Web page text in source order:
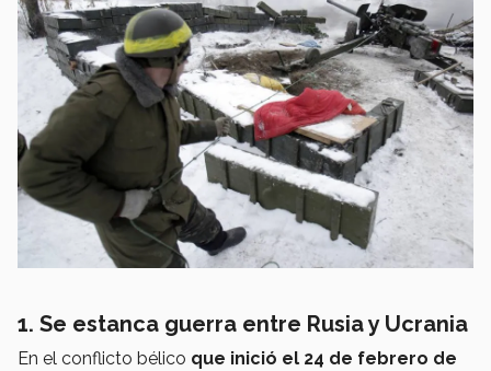
1. Se estanca guerra entre Rusia y Ucrania
En el conflicto bélico que inició el 24 de febrero de